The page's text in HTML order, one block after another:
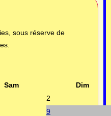
sous réserve de
Sam
Dim
2
9